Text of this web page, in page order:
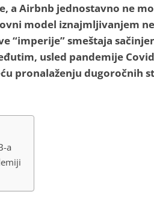
a Airbnb jednostavno ne
model iznajmljivanjem
“imperije” smeštaja
usled pandemije
pronalaženju dugoročnih
a